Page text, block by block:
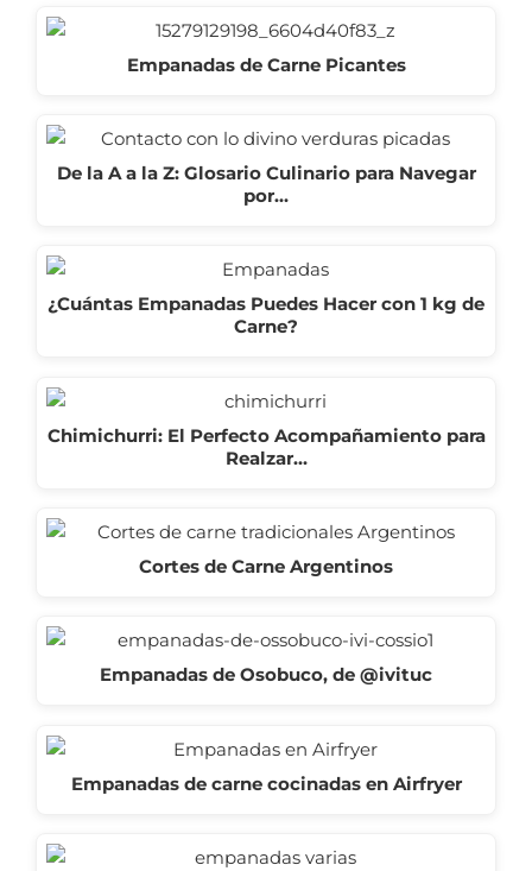
Empanadas de Carne Picantes
De la A a la Z: Glosario Culinario para Navegar
por…
¿Cuántas Empanadas Puedes Hacer con 1 kg de
Carne?
Chimichurri: El Perfecto Acompañamiento para
Realzar…
Cortes de Carne Argentinos
Empanadas de Osobuco, de @ivituc
Empanadas de carne cocinadas en Airfryer